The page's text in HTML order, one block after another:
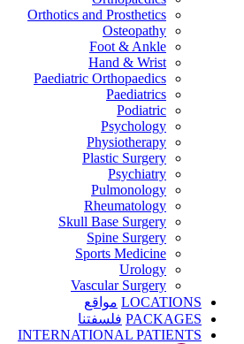
Orthotics and Prosthetics
Osteopathy
Foot & Ankle
Hand & Wrist
Paediatric Orthopaedics
Paediatrics
Podiatric
Psychology
Physiotherapy
Plastic Surgery
Psychiatry
Pulmonology
Rheumatology
Skull Base Surgery
Spine Surgery
Sports Medicine
Urology
Vascular Surgery
LOCATIONS مواقع
PACKAGES فلسفتنا
INTERNATIONAL PATIENTS